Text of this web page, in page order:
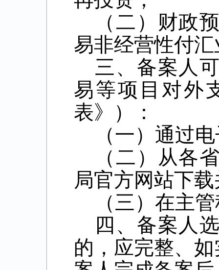
（二）财政
易非经营性付
三、备案人
易等项目对外
表》）：
（一）通过
（二）从各
局官方网站下
（三）在主
四、备案人
的，应完整、